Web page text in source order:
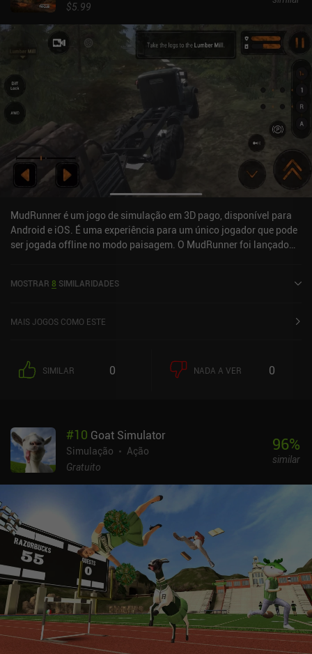
$5.99
MudRunner é um jogo de simulação em 3D pago, disponível para
Android e iOS. É uma experiência para um único jogador que pode
ser jogada offline no modo paisagem. O MudRunner foi lançado
MOSTRAR 8 SIMILARIDADES
MAIS JOGOS COMO ESTE
SIMILAR 0 NADA A VER 0
#10 Goat Simulator
Simulação
Ação
Gratuito
96%
similar